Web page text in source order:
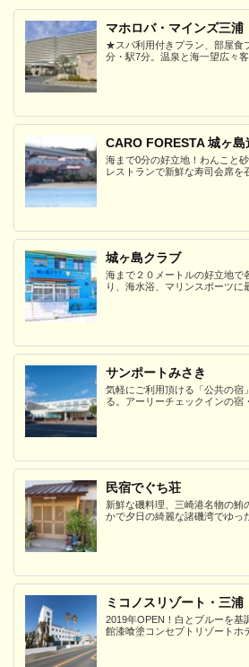
マホロバ・マインズ三浦
★スパ利用付きプラン、部屋食
分・駅7分。温泉と海一望広々
CARO FORESTA 城ヶ
海まで0分の好立地！わんこと
レストランで新鮮な寿司会席を
城ヶ島クラブ
海まで２０メートルの好立地で
り、海水浴、マリンスポーツに
サンポートみさき
気軽にご利用頂ける「公共の宿
る。アーリーチェックインの宿
民宿でぐち荘
新鮮な磯料理、三崎港名物の鮪
かで夕日の綺麗な諸磯湾でゆっ
ミコノスリゾート・三浦
2019年OPEN！白とブルーを基
館漆喰塗コンセプトリゾートホ